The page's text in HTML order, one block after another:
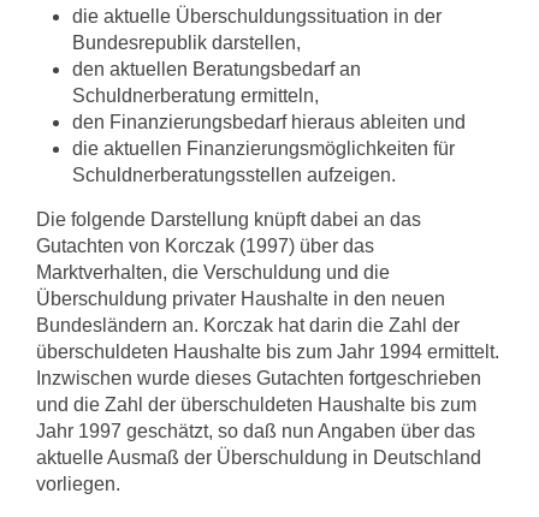
die aktuelle Überschuldungssituation in der
Bundesrepublik darstellen,
den aktuellen Beratungsbedarf an
Schuldnerberatung ermitteln,
den Finanzierungsbedarf hieraus ableiten und
die aktuellen Finanzierungsmöglichkeiten für
Schuldnerberatungsstellen aufzeigen.
Die folgende Darstellung knüpft dabei an das
Gutachten von Korczak (1997) über das
Marktverhalten, die Verschuldung und die
Überschuldung privater Haushalte in den neuen
Bundesländern an. Korczak hat darin die Zahl der
überschuldeten Haushalte bis zum Jahr 1994 ermittelt.
Inzwischen wurde dieses Gutachten fortge­schrieben
und die Zahl der überschuldeten Haushalte bis zum
Jahr 1997 geschätzt, so daß nun Angaben über das
aktuelle Ausmaß der Überschuldung in Deutschland
vorliegen.